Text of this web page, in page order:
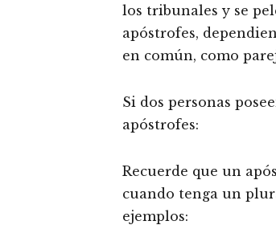
los tribunales y se
apóstrofes,
en común, como
Si dos personas
apóstrofes:
Recuerde que un
cuando tenga un
ejemplos: